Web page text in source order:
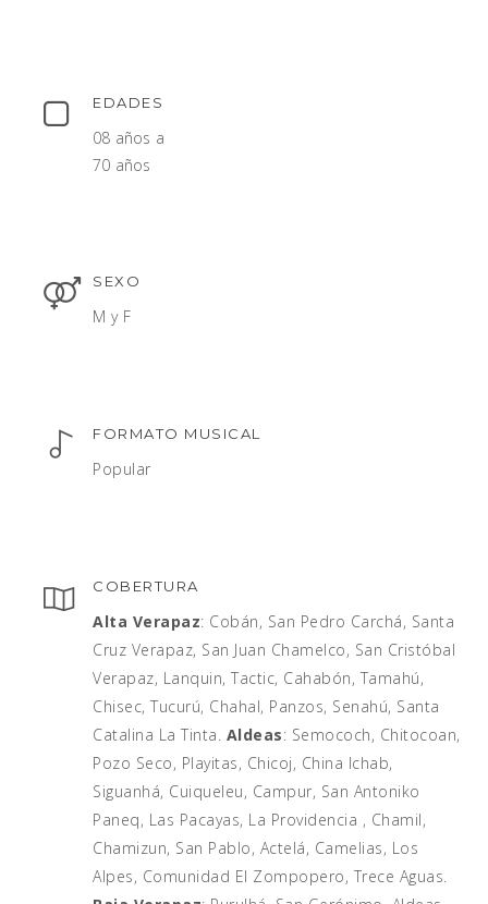
EDADES
08 años a
70 años
SEXO
M y F
FORMATO MUSICAL
Popular
COBERTURA
Alta Verapaz: Cobán, San Pedro Carchá, Santa
Cruz Verapaz, San Juan Chamelco, San Cristóbal
Verapaz, Lanquin, Tactic, Cahabón, Tamahú,
Chisec, Tucurú, Chahal, Panzos, Senahú, Santa
Catalina La Tinta. Aldeas: Semococh, Chitocoan,
Pozo Seco, Playitas, Chicoj, China Ichab,
Siguanhá, Cuiqueleu, Campur, San Antoniko
Paneq, Las Pacayas, La Providencia , Chamil,
Chamizun, San Pablo, Actelá, Camelias, Los
Alpes, Comunidad El Zompopero, Trece Aguas.